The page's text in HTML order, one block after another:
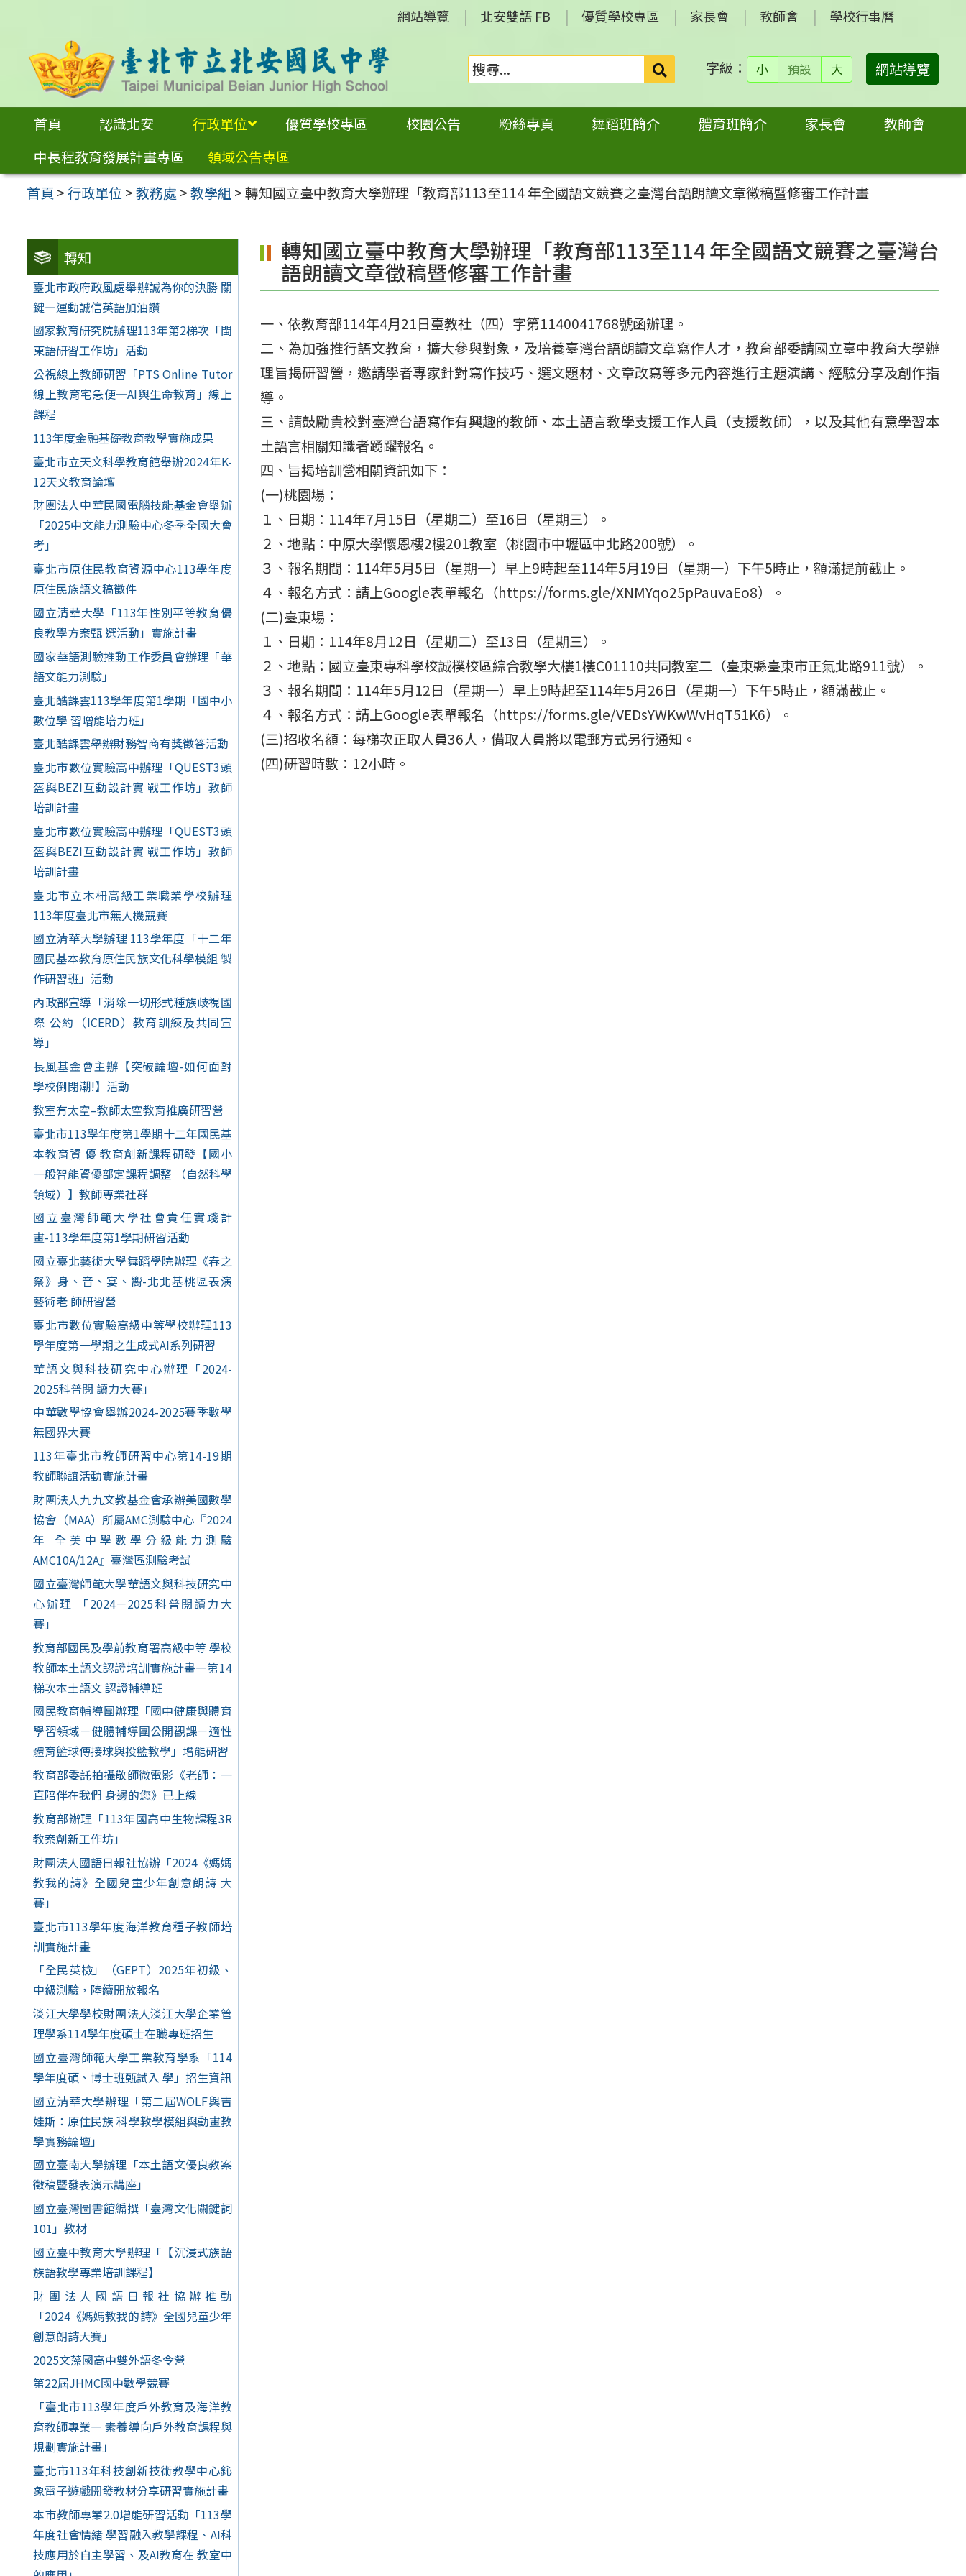
內
網站導覽 北安雙語 FB 優質學校專區 家長會 教師會 學校行事曆
搜
尋：
字級： 小 預設 大 網站導覽
首頁 認識北安 行政單位 優質學校專區 校園公告 粉絲專頁 舞蹈班簡介 體育班簡介 家長會
教師會
中長程教育發展計畫專區
領域公告專區
首頁 >行政單位 >教務處 >教學組 >轉知國立臺中教育大學辦理「教育部113至114 年全國語文競賽之臺灣台語朗讀文章徵稿暨修審工作計畫
轉知
臺北市政府政風處舉辦誠為你的決勝 關
鍵—運動誠信英語加油讚
國家教育研究院辦理113年第2梯次「閩
東語研習工作坊」活動
公視線上教師研習「PTS Online Tutor
線上教育宅急便─AI與生命教育」線上
課程
113年度金融基礎教育教學實施成果
臺北市立天文科學教育館舉辦2024年K-
12天文教育論壇
財團法人中華民國電腦技能基金會舉辦
「2025中文能力測驗中心冬季全國大會
考」
臺北市原住民教育資源中心113學年度
原住民族語文稿徵件
國立清華大學「113年性別平等教育優
良教學方案甄 選活動」實施計畫
國家華語測驗推動工作委員會辦理「華
語文能力測驗」
臺北酷課雲113學年度第1學期「國中小
數位學 習增能培力班」
臺北酷課雲舉辦財務智商有獎徵答活動
臺北市數位實驗高中辦理「QUEST3頭
盔與BEZI互動設計實 戰工作坊」教師
培訓計畫
臺北市數位實驗高中辦理「QUEST3頭
盔與BEZI互動設計實 戰工作坊」教師
培訓計畫
臺北市立木柵高級工業職業學校辦理
113年度臺北市無人機競賽
國立清華大學辦理 113學年度「十二年
國民基本教育原住民族文化科學模組 製
作研習班」活動
內政部宣導「消除一切形式種族歧視國
際 公約（ICERD）教育訓練及共同宣
導」
長風基金會主辦【突破論壇-如何面對
學校倒閉潮!】活動
教室有太空–教師太空教育推廣研習營
臺北市113學年度第1學期十二年國民基
本教育資 優 教育創新課程研發【國小
一般智能資優部定課程調整 （自然科學
領域）】教師專業社群
國立臺灣師範大學社會責任實踐計
畫-113學年度第1學期研習活動
國立臺北藝術大學舞蹈學院辦理《春之
祭》身、音、宴、嚮-北北基桃區表演
藝術老 師研習營
臺北市數位實驗高級中等學校辦理113
學年度第一學期之生成式AI系列研習
華語文與科技研究中心辦理「2024-
2025科普閱 讀力大賽」
中華數學協會舉辦2024-2025賽季數學
無國界大賽
113年臺北市教師研習中心第14-19期
教師聯誼活動實施計畫
財團法人九九文教基金會承辦美國數學
協會（MAA）所屬AMC測驗中心『2024
年 全美中學數學分級能力測驗
AMC10A/12A』臺灣區測驗考試
國立臺灣師範大學華語文與科技研究中
心辦理 「2024－2025科普閱讀力大
賽」
教育部國民及學前教育署高級中等 學校
教師本土語文認證培訓實施計畫—第14
梯次本土語文 認證輔導班
國民教育輔導團辦理「國中健康與體育
學習領域－健體輔導團公開觀課－適性
體育籃球傳接球與投籃教學」增能研習
教育部委託拍攝敬師微電影《老師：一
直陪伴在我們 身邊的您》已上線
教育部辦理「113年國高中生物課程3R
教案創新工作坊」
財團法人國語日報社協辦「2024《媽媽
教我的詩》全國兒童少年創意朗詩 大
賽」
臺北市113學年度海洋教育種子教師培
訓實施計畫
「全民英檢」（GEPT）2025年初級、
中級測驗，陸續開放報名
淡江大學學校財團法人淡江大學企業管
理學系114學年度碩士在職專班招生
國立臺灣師範大學工業教育學系「114
學年度碩、博士班甄試入 學」招生資訊
國立清華大學辦理「第二屆WOLF與吉
娃斯：原住民族 科學教學模組與動畫教
學實務論壇」
國立臺南大學辦理「本土語文優良教案
徵稿暨發表演示講座」
國立臺灣圖書館編撰「臺灣文化關鍵詞
101」教材
國立臺中教育大學辦理「【沉浸式族語
族語教學專業培訓課程】
財團法人國語日報社協辦推動
「2024《媽媽教我的詩》全國兒童少年
創意朗詩大賽」
2025文藻國高中雙外語冬令營
第22屆JHMC國中數學競賽
「臺北市113學年度戶外教育及海洋教
育教師專業— 素養導向戶外教育課程與
規劃實施計畫」
臺北市113年科技創新技術教學中心鈊
象電子遊戲開發教材分享研習實施計畫
本市教師專業2.0增能研習活動「113學
年度社會情緒 學習融入教學課程、AI科
技應用於自主學習、及AI教育在 教室中
轉知國立臺中教育大學辦理「教育部113至114 年全國語文競賽之臺灣台
語朗讀文章徵稿暨修審工作計畫
一、依教育部114年4月21日臺教社（四）字第1140041768號函辦理。
二、為加強推行語文教育，擴大參與對象，及培養臺灣台語朗讀文章寫作人才，教育部委請國立臺中教育大學辦
理旨揭研習營，邀請學者專家針對寫作技巧、選文題材、文章改寫等多元內容進行主題演講、經驗分享及創作指
導。
三、請鼓勵貴校對臺灣台語寫作有興趣的教師、本土語言教學支援工作人員（支援教師），以及其他有意學習本
土語言相關知識者踴躍報名。
四、旨揭培訓營相關資訊如下：
(一)桃園場：
１、日期：114年7月15日（星期二）至16日（星期三）。
２、地點：中原大學懷恩樓2樓201教室（桃園市中壢區中北路200號）。
３、報名期間：114年5月5日（星期一）早上9時起至114年5月19日（星期一）下午5時止，額滿提前截止。
４、報名方式：請上Google表單報名（https://forms.gle/XNMYqo25pPauvaEo8）。
(二)臺東場：
１、日期：114年8月12日（星期二）至13日（星期三）。
２、地點：國立臺東專科學校誠樸校區綜合教學大樓1樓C01110共同教室二（臺東縣臺東市正氣北路911號）。
３、報名期間：114年5月12日（星期一）早上9時起至114年5月26日（星期一）下午5時止，額滿截止。
４、報名方式：請上Google表單報名（https://forms.gle/VEDsYWKwWvHqT51K6）。
(三)招收名額：每梯次正取人員36人，備取人員將以電郵方式另行通知。
(四)研習時數：12小時。